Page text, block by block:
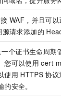
WAF，并且可
源请求添加的
个证书生命周期
您可以使用 cert-
使用 HTTPS 协议
安全。